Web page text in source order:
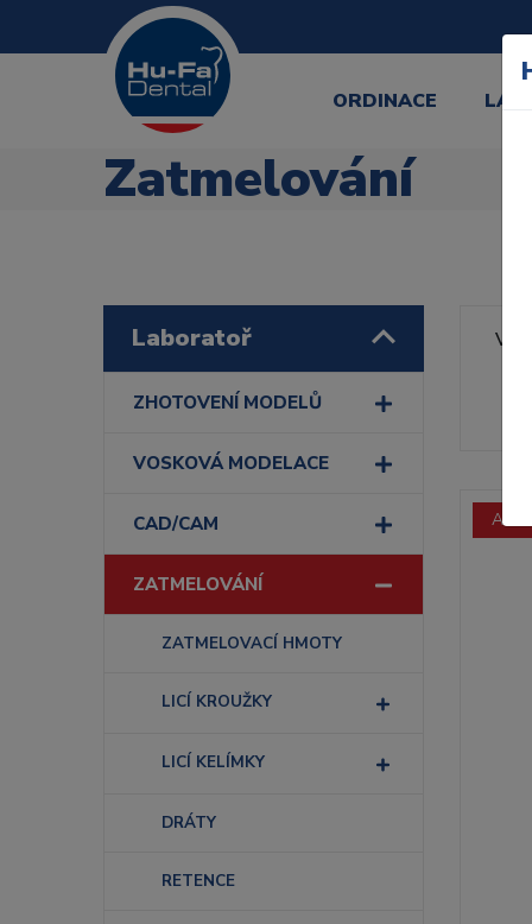
ORDINACE
Zatmelování
Laboratoř
ZHOTOVENÍ MODELŮ
VOSKOVÁ MODELACE
CAD/CAM
ZATMELOVÁNÍ
ZATMELOVACÍ HMOTY
LICÍ KROUŽKY
LICÍ KELÍMKY
DRÁTY
RETENCE
Akce